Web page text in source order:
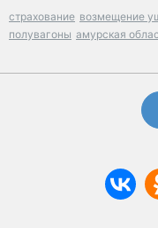
страхование возмещение
полувагоны амурская